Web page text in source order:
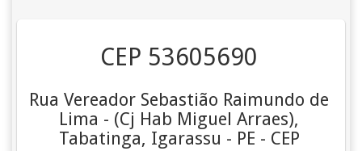
CEP 53605690
Rua Vereador Sebastião Raimundo de
Lima - (Cj Hab Miguel Arraes),
Tabatinga, Igarassu - PE - CEP